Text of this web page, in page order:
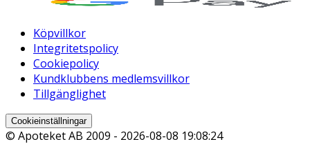
Köpvillkor
Integritetspolicy
Cookiepolicy
Kundklubbens medlemsvillkor
Tillgänglighet
Cookieinställningar
© Apoteket AB 2009 - 2026-08-08 19:08:24